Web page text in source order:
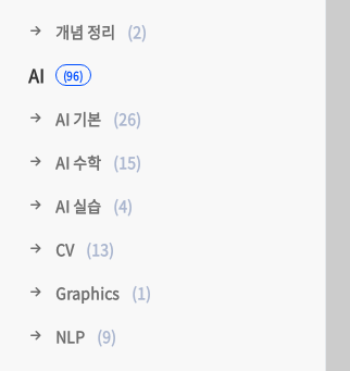
개념 정리
(2)
AI (96)
AI 기본 (26)
AI 수학 (15)
AI 실습 (4)
CV (13)
Graphics (1)
NLP (9)